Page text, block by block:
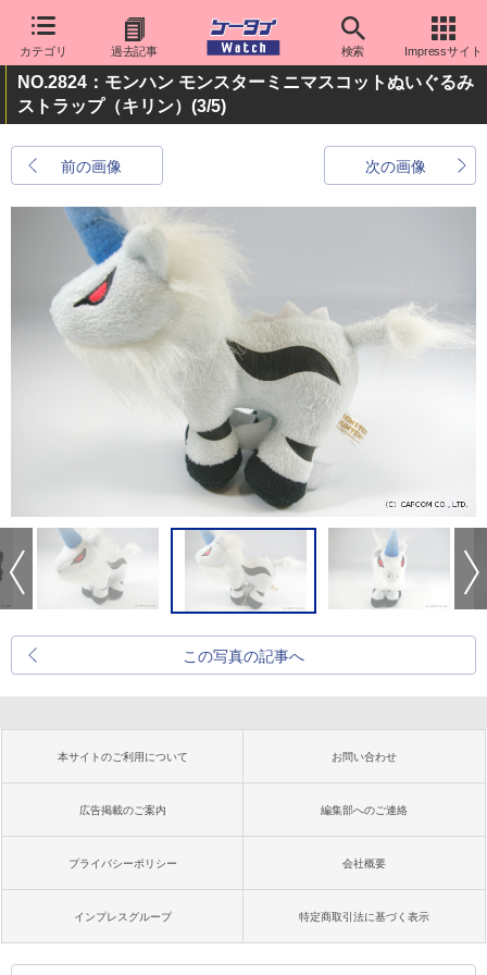
カテゴリ 過去記事 検索 Impressサイト
NO.2824：モンハン モンスターミニマスコットぬいぐるみ
ストラップ（キリン） (3/5)
前の画像 次の画像
この写真の記事へ
本サイトのご利用について お問い合わせ
広告掲載のご案内 編集部へのご連絡
プライバシーポリシー 会社概要
インプレスグループ 特定商取引法に基づく表示